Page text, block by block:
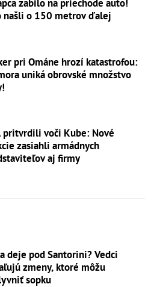
zabilo na priechode auto!
našli o 150 metrov ďalej
pri Ománe hrozí katastrofou:
uniká obrovské množstvo
pritvrdili voči Kube: Nové
zasiahli armádnych
aj firmy
deje pod Santorini? Vedci
zmeny, ktoré môžu
sopku